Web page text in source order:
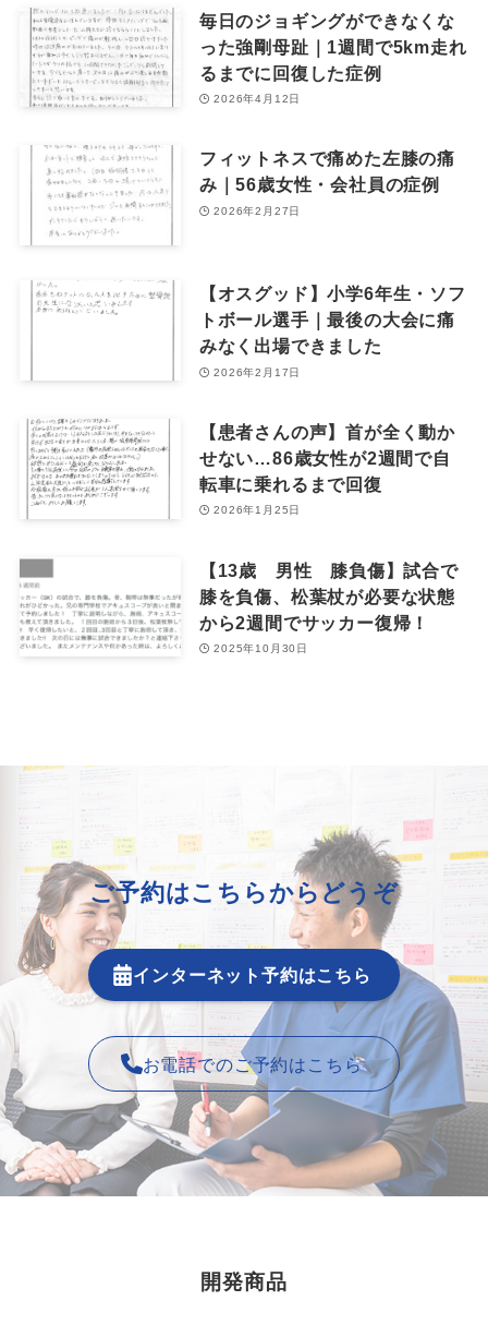
毎日のジョギングができなくな
った強剛母趾｜1週間で5km走れ
るまでに回復した症例
2026年4月12日
フィットネスで痛めた左膝の痛
み｜56歳女性・会社員の症例
2026年2月27日
【オスグッド】小学6年生・ソフ
トボール選手｜最後の大会に痛
みなく出場できました
2026年2月17日
【患者さんの声】首が全く動か
せない…86歳女性が2週間で自
転車に乗れるまで回復
2026年1月25日
【13歳 男性 膝負傷】試合で
膝を負傷、松葉杖が必要な状態
から2週間でサッカー復帰！
2025年10月30日
ご予約はこちらからどうぞ
インターネット予約はこちら
お電話でのご予約はこちら
開発商品